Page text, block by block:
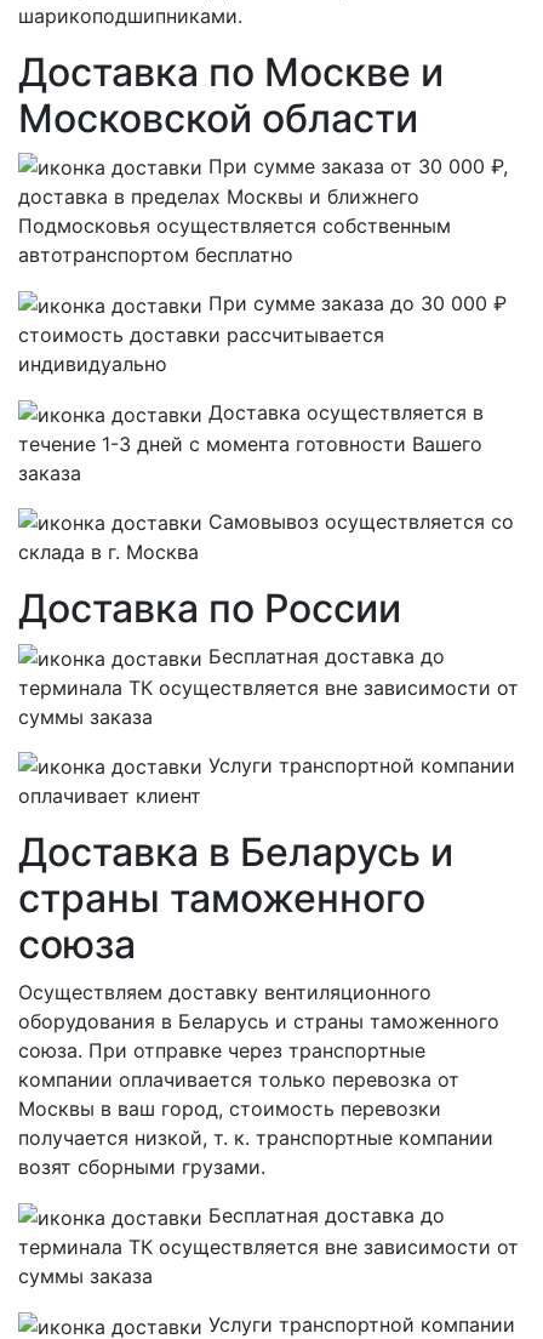
шарикоподшипниками.
Доставка по Москве и
Московской области
При сумме заказа от 30 000 ₽,
доставка в пределах Москвы и ближнего
Подмосковья осуществляется собственным
автотранспортом бесплатно
При сумме заказа до 30 000 ₽
стоимость доставки рассчитывается
индивидуально
Доставка осуществляется в
течение 1-3 дней с момента готовности Вашего
заказа
Самовывоз осуществляется со
склада в г. Москва
Доставка по России
Бесплатная доставка до
терминала ТК осуществляется вне зависимости от
суммы заказа
Услуги транспортной компании
оплачивает клиент
Доставка в Беларусь и
страны таможенного
союза
Осуществляем доставку вентиляционного
оборудования в Беларусь и страны таможенного
союза. При отправке через транспортные
компании оплачивается только перевозка от
Москвы в ваш город, стоимость перевозки
получается низкой, т. к. транспортные компании
возят сборными грузами.
Бесплатная доставка до
терминала ТК осуществляется вне зависимости от
суммы заказа
Услуги транспортной компании